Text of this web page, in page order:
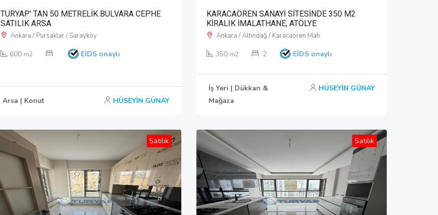
TURYAP' TAN 50 METRELİK BULVARA CEPHE
SATILIK ARSA
Ankara / Pursaklar / Sarayköy
600 m2 EİDS onaylı
Arsa | Konut HÜSEYİN GÜNAY
KARACAÖREN SANAYİ SİTESİNDE 350 M2
KİRALIK İMALATHANE, ATÖLYE
Ankara / Altındağ / Karacaören Mah.
350 m2 2 EİDS onaylı
İş Yeri | Dükkan &
Mağaza
HÜSEYİN GÜNAY
Satılık Satılık